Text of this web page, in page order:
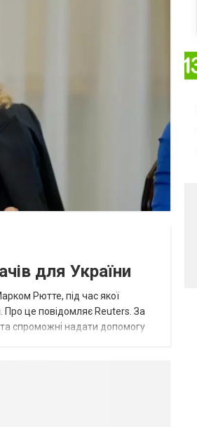
для України
Рютте, під час якої
Про це повідомляє Reuters. За
спроможні надати допомогу